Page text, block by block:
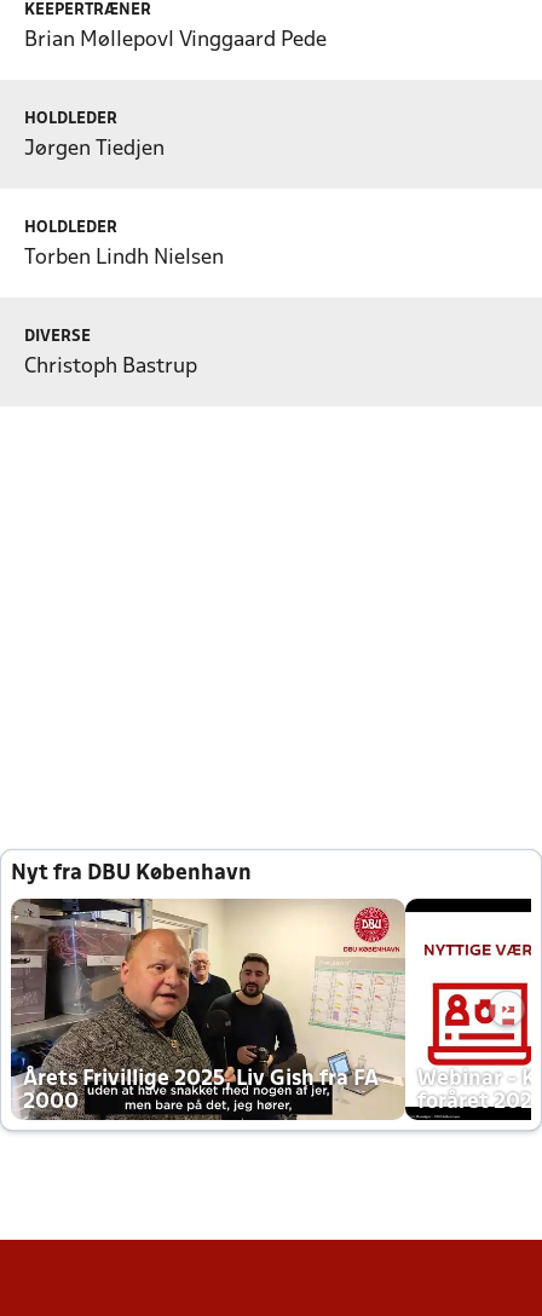
KEEPERTRÆNER
Brian Møllepovl Vinggaard Pede
HOLDLEDER
Jørgen Tiedjen
HOLDLEDER
Torben Lindh Nielsen
DIVERSE
Christoph Bastrup
Nyt fra DBU København
Årets Frivillige 2025, Liv Gish fra FA
2000
Webinar -
foråret